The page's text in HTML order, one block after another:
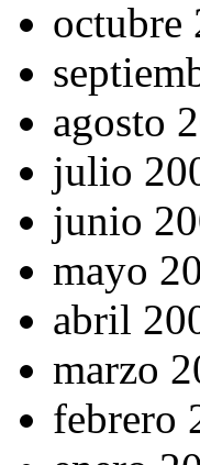
octubre
agosto
julio
junio
mayo
abril
marzo
febrero